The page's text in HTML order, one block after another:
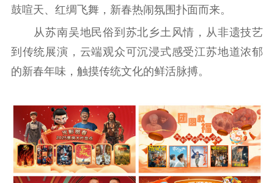
鼓喧天、红绸飞舞，新春热闹氛围扑面而来。
从苏南吴地民俗到苏北乡土风情，从非遗技艺
到传统展演，云端观众可沉浸式感受江苏地道浓郁
的新春年味，触摸传统文化的鲜活脉搏。